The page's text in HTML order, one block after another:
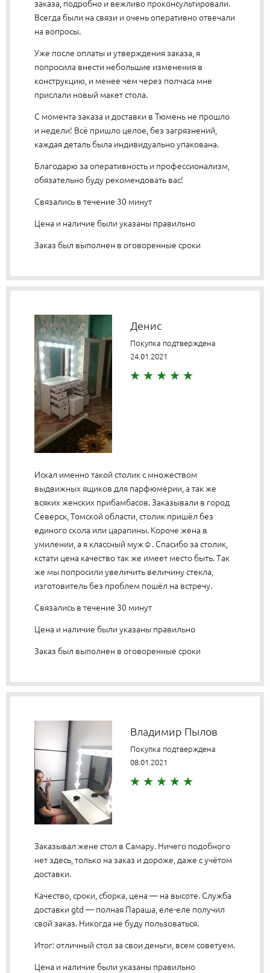
заказа, подробно и вежливо проконсультировали.
Всегда были на связи и очень оперативно отвечали
на вопросы.
Уже после оплаты и утверждения заказа, я
попросила внести небольшие изменения в
конструкцию, и менее чем через полчаса мне
прислали новый макет стола.
С момента заказа и доставки в Тюмень не прошло
и недели! Всё пришло целое, без загрязнений,
каждая деталь была индивидуально упакована.
Благодарю за оперативность и профессионализм,
обязательно буду рекомендовать вас!
Связались в течение 30 минут
Цена и наличие были указаны правильно
Заказ был выполнен в оговоренные сроки
Денис
Покупка подтверждена
24.01.2021
Искал именно такой столик с множеством
выдвижных ящиков для парфюмерии, а так же
всяких женских прибамбасов. Заказывали в город
Северск, Томской области, столик пришёл без
единого скола или царапины. Короче жена в
умилении, а я классный муж☺️. Спасибо за столик,
кстати цена качество так же имеет место быть. Так
же мы попросили увеличить величину стекла,
изготовитель без проблем пошёл на встречу.
Связались в течение 30 минут
Цена и наличие были указаны правильно
Заказ был выполнен в оговоренные сроки
Владимир Пылов
Покупка подтверждена
08.01.2021
Заказывал жене стол в Самару. Ничего подобного
нет здесь, только на заказ и дороже, даже с учётом
доставки.
Качество, сроки, сборка, цена — на высоте. Служба
доставки gtd — полная Параша, еле-еле получил
свой заказ. Никогда не буду пользоваться.
Итог: отличный стол за свои деньги, всем советуем.
Цена и наличие были указаны правильно